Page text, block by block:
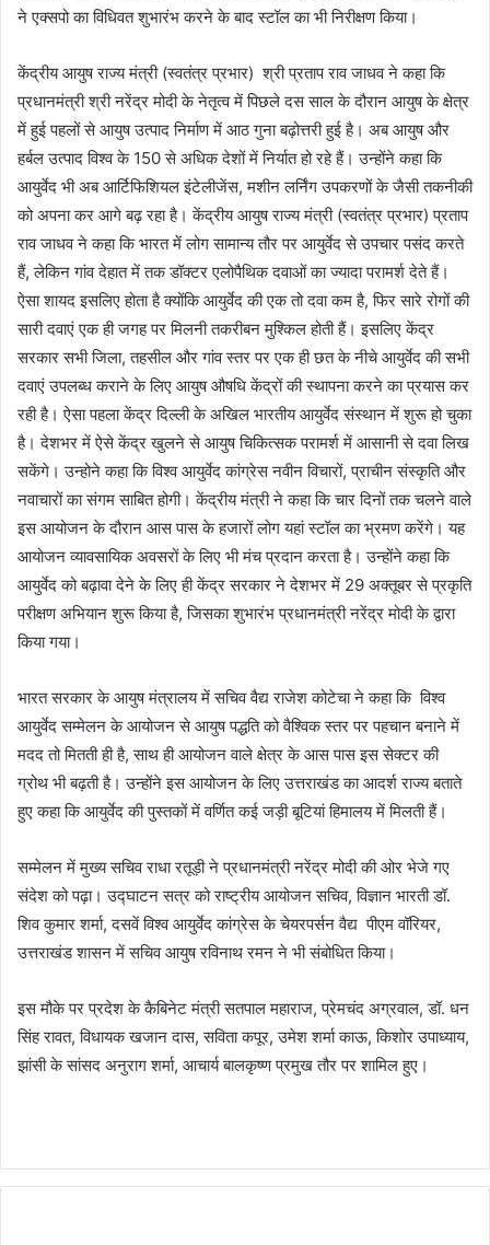
ने एक्सपो का विधिवत शुभारंभ करने के बाद स्टॉल का भी निरीक्षण किया।
केंद्रीय आयुष राज्य मंत्री (स्वतंत्र प्रभार) श्री प्रताप राव जाधव ने कहा कि
प्रधानमंत्री श्री नरेंद्र मोदी के नेतृत्व में पिछले दस साल के दौरान आयुष के क्षेत्र
में हुई पहलों से आयुष उत्पाद निर्माण में आठ गुना बढ़ोत्तरी हुई है। अब आयुष और
हर्बल उत्पाद विश्व के 150 से अधिक देशों में निर्यात हो रहे हैं। उन्होंने कहा कि
आयुर्वेद भी अब आर्टिफिशियल इंटेलीजेंस, मशीन लर्निंग उपकरणों के जैसी तकनीकी
को अपना कर आगे बढ़ रहा है। केंद्रीय आयुष राज्य मंत्री (स्वतंत्र प्रभार) प्रताप
राव जाधव ने कहा कि भारत में लोग सामान्य तौर पर आयुर्वेद से उपचार पसंद करते
हैं, लेकिन गांव देहात में तक डॉक्टर एलोपैथिक दवाओं का ज्यादा परामर्श देते हैं।
ऐसा शायद इसलिए होता है क्योंकि आयुर्वेद की एक तो दवा कम है, फिर सारे रोगों की
सारी दवाएं एक ही जगह पर मिलनी तकरीबन मुश्किल होती हैं। इसलिए केंद्र
सरकार सभी जिला, तहसील और गांव स्तर पर एक ही छत के नीचे आयुर्वेद की सभी
दवाएं उपलब्ध कराने के लिए आयुष औषधि केंद्रों की स्थापना करने का प्रयास कर
रही है। ऐसा पहला केंद्र दिल्ली के अखिल भारतीय आयुर्वेद संस्थान में शुरू हो चुका
है। देशभर में ऐसे केंद्र खुलने से आयुष चिकित्सक परामर्श में आसानी से दवा लिख
सकेंगे। उन्होने कहा कि विश्व आयुर्वेद कांग्रेस नवीन विचारों, प्राचीन संस्कृति और
नवाचारों का संगम साबित होगी। केंद्रीय मंत्री ने कहा कि चार दिनों तक चलने वाले
इस आयोजन के दौरान आस पास के हजारों लोग यहां स्टॉल का भ्रमण करेंगे। यह
आयोजन व्यावसायिक अवसरों के लिए भी मंच प्रदान करता है। उन्होंने कहा कि
आयुर्वेद को बढ़ावा देने के लिए ही केंद्र सरकार ने देशभर में 29 अक्तूबर से प्रकृति
परीक्षण अभियान शुरू किया है, जिसका शुभारंभ प्रधानमंत्री नरेंद्र मोदी के द्वारा
किया गया।
भारत सरकार के आयुष मंत्रालय में सचिव वैद्य राजेश कोटेचा ने कहा कि विश्व
आयुर्वेद सम्मेलन के आयोजन से आयुष पद्धति को वैश्विक स्तर पर पहचान बनाने में
मदद तो मितती ही है, साथ ही आयोजन वाले क्षेत्र के आस पास इस सेक्टर की
ग्रोथ भी बढ़ती है। उन्होंने इस आयोजन के लिए उत्तराखंड का आदर्श राज्य बताते
हुए कहा कि आयुर्वेद की पुस्तकों में वर्णित कई जड़ी बूटियां हिमालय में मिलती हैं।
सम्मेलन में मुख्य सचिव राधा रतूड़ी ने प्रधानमंत्री नरेंद्र मोदी की ओर भेजे गए
संदेश को पढ़ा। उद्घाटन सत्र को राष्ट्रीय आयोजन सचिव, विज्ञान भारती डॉ.
शिव कुमार शर्मा, दसवें विश्व आयुर्वेद कांग्रेस के चेयरपर्सन वैद्य पीएम वॉरियर,
उत्तराखंड शासन में सचिव आयुष रविनाथ रमन ने भी संबोधित किया।
इस मौके पर प्रदेश के कैबिनेट मंत्री सतपाल महाराज, प्रेमचंद अग्रवाल, डॉ. धन
सिंह रावत, विधायक खजान दास, सविता कपूर, उमेश शर्मा काऊ, किशोर उपाध्याय,
झांसी के सांसद अनुराग शर्मा, आचार्य बालकृष्ण प्रमुख तौर पर शामिल हुए।